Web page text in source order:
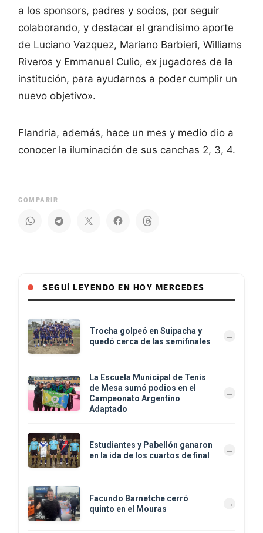
a los sponsors, padres y socios, por seguir
colaborando, y destacar el grandisimo aporte
de Luciano Vazquez, Mariano Barbieri, Williams
Riveros y Emmanuel Culio, ex jugadores de la
institución, para ayudarnos a poder cumplir un
nuevo objetivo».
Flandria, además, hace un mes y medio dio a
conocer la iluminación de sus canchas 2, 3, 4.
COMPARIR
SEGUÍ LEYENDO EN HOY MERCEDES
Trocha golpeó en Suipacha y
quedó cerca de las semifinales
La Escuela Municipal de Tenis
de Mesa sumó podios en el
Campeonato Argentino
Adaptado
Estudiantes y Pabellón ganaron
en la ida de los cuartos de final
Facundo Barnetche cerró
quinto en el Mouras